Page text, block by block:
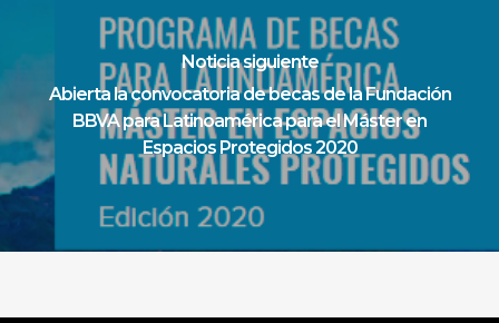
Noticia siguiente
Abierta la convocatoria de becas de la Fundación
BBVA para Latinoamérica para el Máster en
Espacios Protegidos 2020